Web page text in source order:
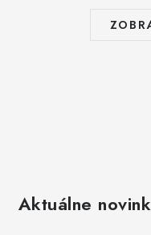
Aktuálne